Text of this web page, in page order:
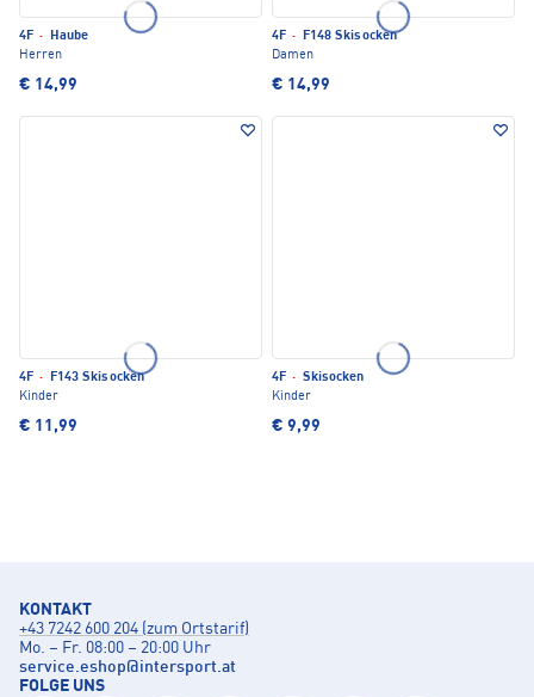
4F ·
Haube
Herren
€ 14,99
4F ·
F148 Skisocken
Damen
€ 14,99
4F ·
F143 Skisocken
Kinder
€ 11,99
4F · Skisocken
Kinder
€ 9,99
KONTAKT
+43 7242 600 204 (zum Ortstarif)
Mo. – Fr. 08:00 – 20:00 Uhr
service.eshop@intersport.at
FOLGE UNS